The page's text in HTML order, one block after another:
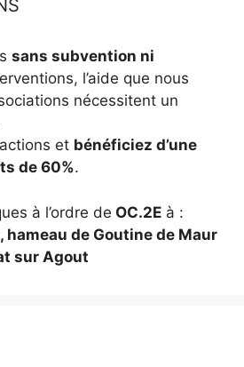
sans subvention ni
l’aide que nous
nécessitent un
et bénéficiez d’une
de 60%.
à l’ordre de OC.2E à :
hameau de Goutine de Maur
sur Agout